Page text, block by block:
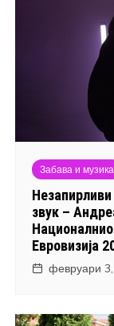
Забава и музика
звук –
Евровизија
февруари